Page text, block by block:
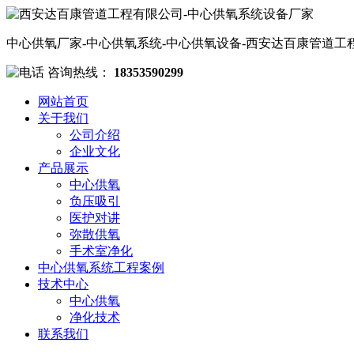
中心供氧厂家-中心供氧系统-中心供氧设备-西安达百康管道工
咨询热线： 18353590299
网站首页
关于我们
公司介绍
企业文化
产品展示
中心供氧
负压吸引
医护对讲
弥散供氧
手术室净化
中心供氧系统工程案例
技术中心
中心供氧
净化技术
联系我们